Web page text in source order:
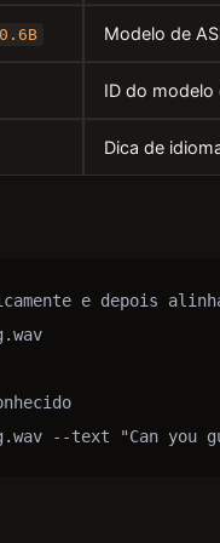
0.6B Modelo de
ID do
Dica de
e depois
--text "Can you